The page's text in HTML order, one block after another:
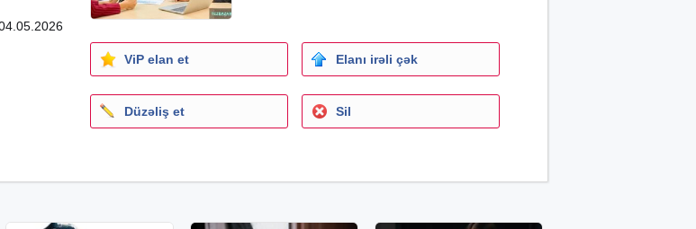
ViP elan et Elanı irəli çək
Düzəliş et Sil